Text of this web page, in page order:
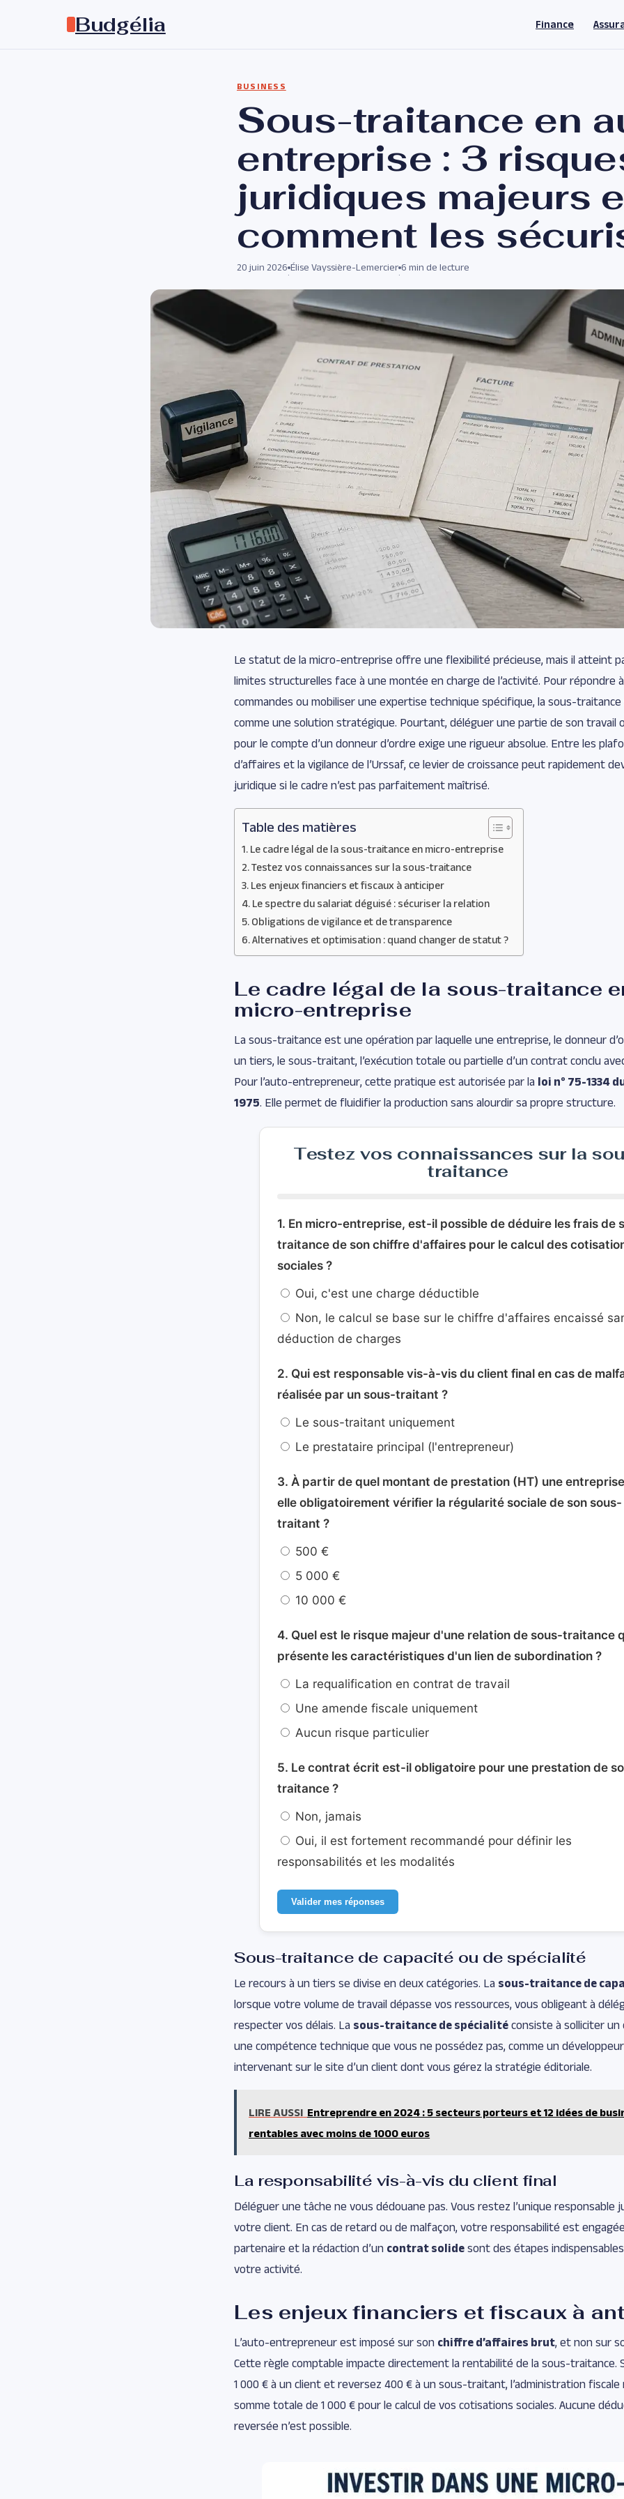
Budgélia Finance
BUSINESS
Sous-traitance en
entreprise : 3
juridiques majeurs
comment les
20 juin 2026
·
Élise Vayssière-Lemercier
·
6 min de lecture
Le statut de la micro-entreprise offre une flexibilité précieuse, mais il atteint
limites structurelles face à une montée en charge de l’activité. Pour répondre
commandes ou mobiliser une expertise technique spécifique, la sous-traitance
comme une solution stratégique. Pourtant, déléguer une partie de son travail
pour le compte d’un donneur d’ordre exige une rigueur absolue. Entre les
d’affaires et la vigilance de l’Urssaf, ce levier de croissance peut rapidement
juridique si le cadre n’est pas parfaitement maîtrisé.
Table des matières
Le cadre légal de la sous-traitance en micro-entreprise
Testez vos connaissances sur la sous-traitance
Les enjeux financiers et fiscaux à anticiper
Le spectre du salariat déguisé : sécuriser la relation
Obligations de vigilance et de transparence
Alternatives et optimisation : quand changer de statut ?
Le cadre légal de la sous-traitance
micro-entreprise
La sous-traitance est une opération par laquelle une entreprise, le donneur
un tiers, le sous-traitant, l’exécution totale ou partielle d’un contrat conclu
Pour l’auto-entrepreneur, cette pratique est autorisée par la loi n° 75-1334
1975. Elle permet de fluidifier la production sans alourdir sa propre structure.
Testez vos connaissances sur la
traitance
1. En micro-entreprise, est-il possible de déduire les frais de
traitance de son chiffre d'affaires pour le calcul des
sociales ?
Oui, c'est une charge déductible
Non, le calcul se base sur le chiffre d'affaires encaissé
déduction de charges
2. Qui est responsable vis-à-vis du client final en cas de
réalisée par un sous-traitant ?
Le sous-traitant uniquement
Le prestataire principal (l'entrepreneur)
3. À partir de quel montant de prestation (HT) une
elle obligatoirement vérifier la régularité sociale de son sous-
traitant ?
500 €
5 000 €
10 000 €
4. Quel est le risque majeur d'une relation de sous-traitance
présente les caractéristiques d'un lien de subordination ?
La requalification en contrat de travail
Une amende fiscale uniquement
Aucun risque particulier
5. Le contrat écrit est-il obligatoire pour une prestation de
traitance ?
Non, jamais
Oui, il est fortement recommandé pour définir les
responsabilités et les modalités
Valider mes réponses
Sous-traitance de capacité ou de spécialité
Le recours à un tiers se divise en deux catégories. La sous-traitance de
lorsque votre volume de travail dépasse vos ressources, vous obligeant à
respecter vos délais. La sous-traitance de spécialité consiste à solliciter
une compétence technique que vous ne possédez pas, comme un
intervenant sur le site d’un client dont vous gérez la stratégie éditoriale.
LIRE AUSSI Entreprendre en 2024 : 5 secteurs porteurs et 12 idées de
rentables avec moins de 1000 euros
La responsabilité vis-à-vis du client final
Déléguer une tâche ne vous dédouane pas. Vous restez l’unique responsable
votre client. En cas de retard ou de malfaçon, votre responsabilité est
partenaire et la rédaction d’un contrat solide sont des étapes
votre activité.
Les enjeux financiers et fiscaux à
L’auto-entrepreneur est imposé sur son chiffre d’affaires brut, et non sur
Cette règle comptable impacte directement la rentabilité de la sous-traitance.
1 000 € à un client et reversez 400 € à un sous-traitant, l’administration
somme totale de 1 000 € pour le calcul de vos cotisations sociales. Aucune
reversée n’est possible.